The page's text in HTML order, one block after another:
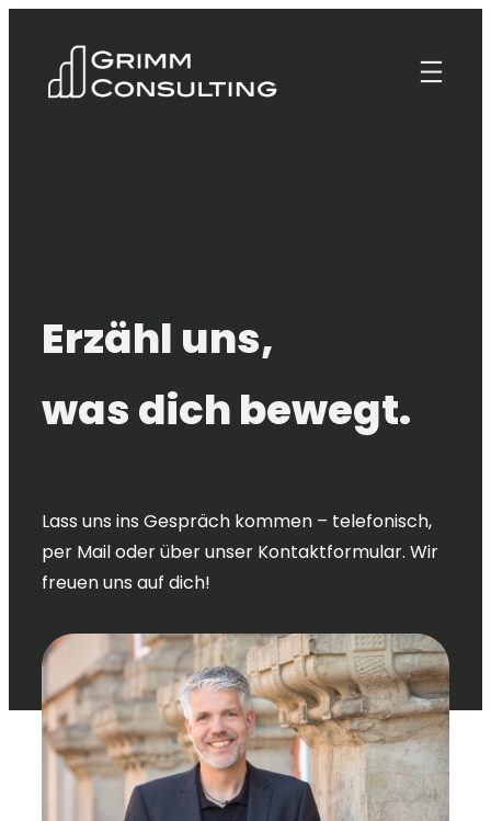
springen
Erzähl uns,
was dich bewegt.
Lass uns ins Gespräch kommen – telefonisch,
per Mail oder über unser Kontaktformular. Wir
freuen uns auf dich!